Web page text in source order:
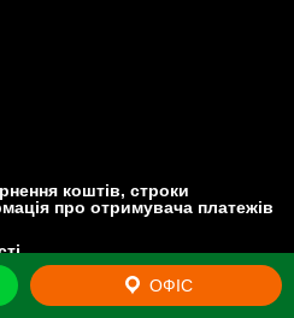
коштів, строки
про отримувача платежів
ОФІС